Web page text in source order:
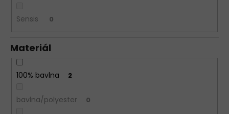
Sensis 0
Materiál
100% bavlna 2
bavlna/polyester 0